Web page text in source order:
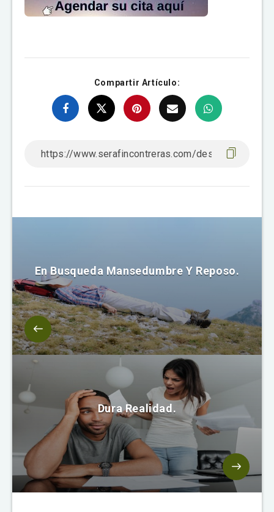
Compartir Artículo:
En Busqueda Mansedumbre Y Reposo.
Dura Realidad.